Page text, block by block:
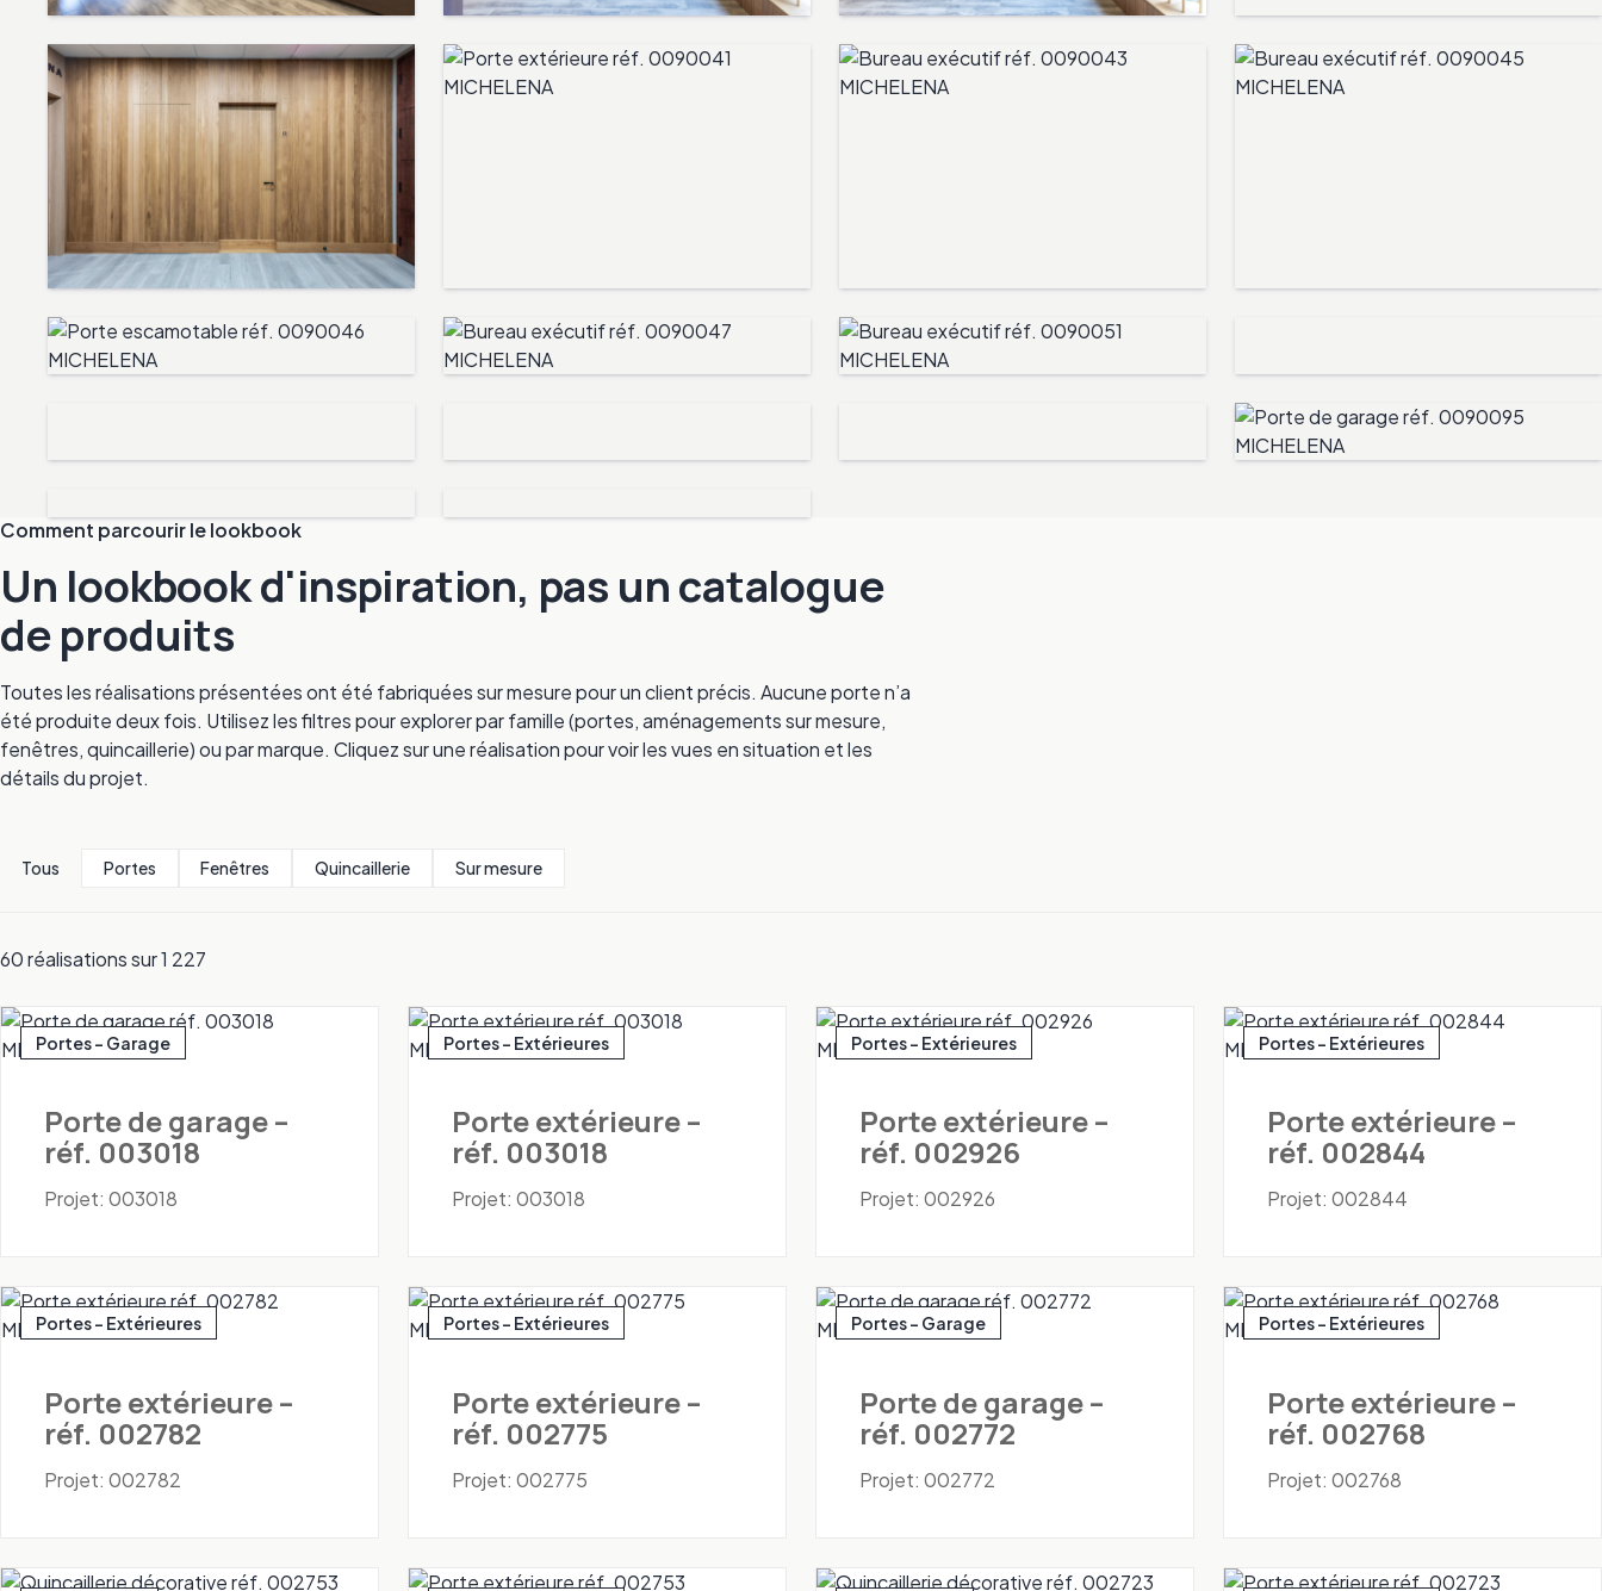
Comment parcourir le lookbook
Un lookbook d'inspiration, pas un catalogue
de produits
Toutes les réalisations présentées ont été fabriquées sur mesure pour un client précis. Aucune porte n’a
été produite deux fois. Utilisez les filtres pour explorer par famille (portes, aménagements sur mesure,
fenêtres, quincaillerie) ou par marque. Cliquez sur une réalisation pour voir les vues en situation et les
détails du projet.
Tous Portes Fenêtres Quincaillerie Sur mesure
60 réalisations sur 1 227
Portes - Garage
Porte de garage –
réf. 003018
Projet: 003018
Portes - Extérieures
Porte extérieure –
réf. 003018
Projet: 003018
Portes - Extérieures
Porte extérieure –
réf. 002926
Projet: 002926
Portes - Extérieures
Porte extérieure –
réf. 002844
Projet: 002844
Portes - Extérieures
Porte extérieure –
réf. 002782
Projet: 002782
Portes - Extérieures
Porte extérieure –
réf. 002775
Projet: 002775
Portes - Garage
Porte de garage –
réf. 002772
Projet: 002772
Portes - Extérieures
Porte extérieure –
réf. 002768
Projet: 002768